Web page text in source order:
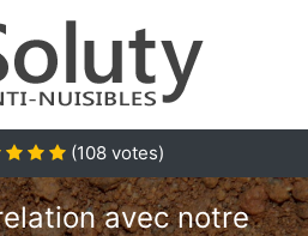
(108 votes)
avec notre